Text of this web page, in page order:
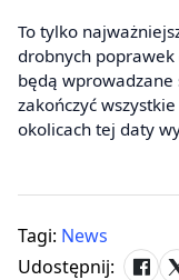
To tylko
drobnych
będą
zakończyć
okolicach tej daty
Tagi: News
Udostępnij: